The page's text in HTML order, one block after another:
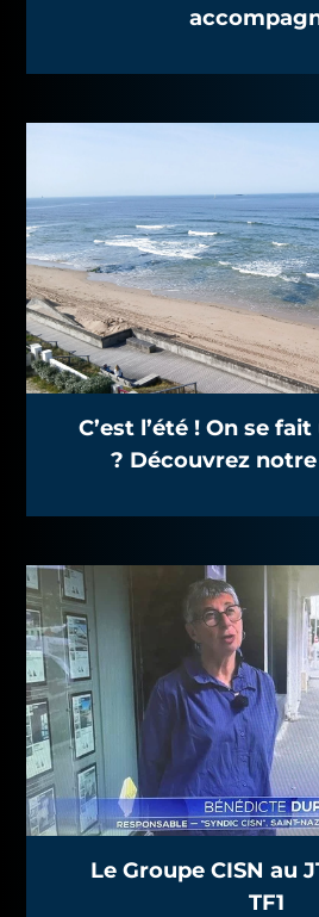
C’est l’été ! On se
? Découvrez
Le Groupe CISN au
TF1